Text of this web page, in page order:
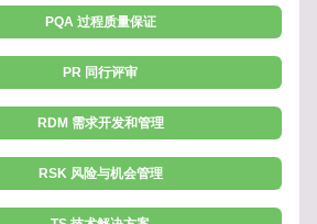
PQA 过程质量保证
PR 同行评审
RDM 需求开发和管理
RSK 风险与机会管理